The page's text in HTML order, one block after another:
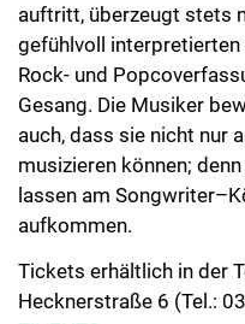
auftritt, überzeugt stets
gefühlvoll interpretierten
Rock- und
Gesang. Die Musiker
auch, dass sie nicht nur
musizieren können;
lassen am
aufkommen.
Tickets erhältlich in der
Hecknerstraße 6 (Tel.: